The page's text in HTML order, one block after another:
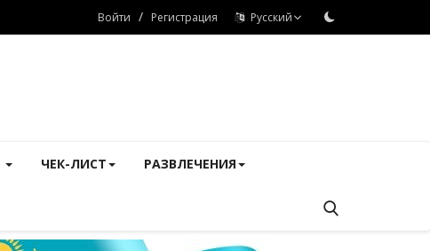
Войти / Регистрация Русский
ЧЕК-ЛИСТ РАЗВЛЕЧЕНИЯ